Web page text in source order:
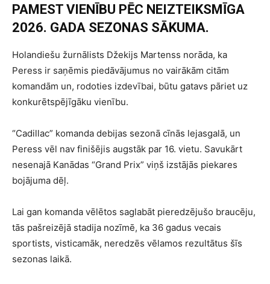
PAMEST VIENĪBU PĒC NEIZTEIKSMĪGA
2026. GADA SEZONAS SĀKUMA.
Holandiešu žurnālists Džekijs Martenss norāda, ka
Peress ir saņēmis piedāvājumus no vairākām citām
komandām un, rodoties izdevībai, būtu gatavs pāriet uz
konkurētspējīgāku vienību.
“Cadillac” komanda debijas sezonā cīnās lejasgalā, un
Peress vēl nav finišējis augstāk par 16. vietu. Savukārt
nesenajā Kanādas “Grand Prix” viņš izstājās piekares
bojājuma dēļ.
Lai gan komanda vēlētos saglabāt pieredzējušo braucēju,
tās pašreizējā stadija nozīmē, ka 36 gadus vecais
sportists, visticamāk, neredzēs vēlamos rezultātus šīs
sezonas laikā.